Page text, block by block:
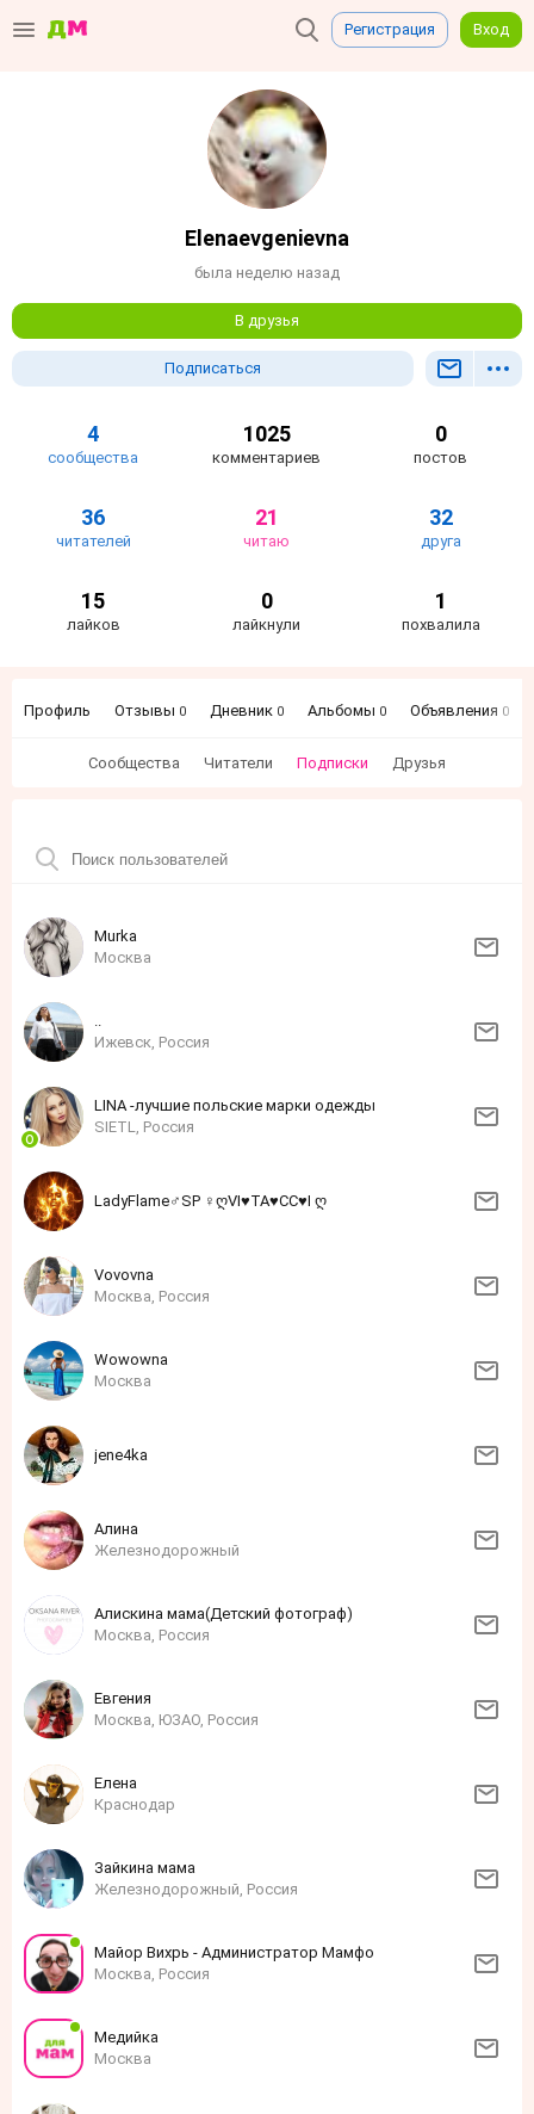
Регистрация Вход
Elenaevgenievna
была неделю назад
В друзья
Подписаться
4
сообщества
1025
комментариев
0
постов
36
читателей
21
читаю
32
друга
15
лайков
0
лайкнули
1
похвалила
Профиль Отзывы 0 Дневник 0 Альбомы 0 Объявления 0
Сообщества Читатели Подписки Друзья
Murka
Москва
..
Ижевск, Россия
LINA -лучшие польские марки одежды
SIETL, Россия
LadyFlame♂SP ♀ღVI♥TA♥CC♥I ღ
Vovovna
Москва, Россия
Wowowna
Москва
jene4ka
Алина
Железнодорожный
Алискина мама(Детский фотограф)
Москва, Россия
Евгения
Москва, ЮЗАО, Россия
Елена
Краснодар
Зайкина мама
Железнодорожный, Россия
Майор Вихрь - Администратор Мамфо
Москва, Россия
Медийка
Москва